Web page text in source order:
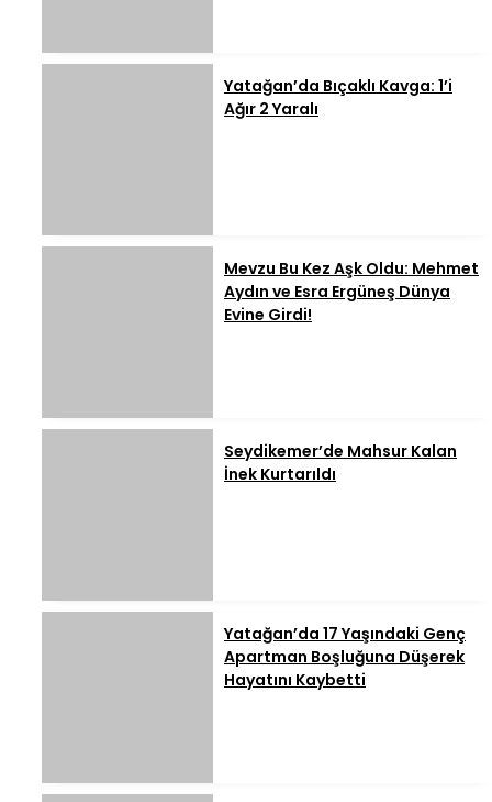
Yatağan’da Bıçaklı Kavga: 1’i
Ağır 2 Yaralı
Mevzu Bu Kez Aşk Oldu: Mehmet
Aydın ve Esra Ergüneş Dünya
Evine Girdi!
Seydikemer’de Mahsur Kalan
İnek Kurtarıldı
Yatağan’da 17 Yaşındaki Genç
Apartman Boşluğuna Düşerek
Hayatını Kaybetti